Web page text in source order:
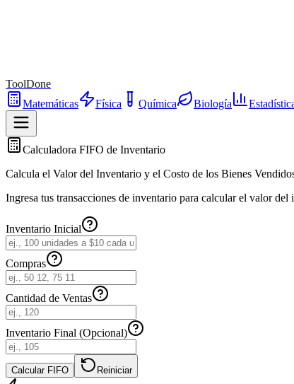
ToolDone
Matemáticas
Física Química Biología
Calculadora FIFO de Inventario
Calcula el Valor del Inventario y el Costo de los Bienes
Ingresa tus transacciones de inventario para calcular el valor
Inventario Inicial
Compras
Cantidad de Ventas
Inventario Final (Opcional)
Calcular FIFO Reiniciar